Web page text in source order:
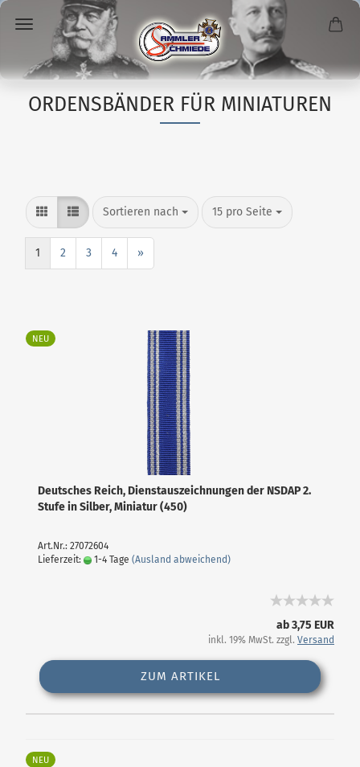
ORDENSBÄNDER FÜR MINIATUREN
Sortieren nach 15 pro Seite
1 2 3 4 »
NEU
Deutsches Reich, Dienstauszeichnungen der NSDAP 2.
Stufe in Silber, Miniatur (450)
Art.Nr.: 27072604
Lieferzeit:
1-4 Tage (Ausland abweichend)
ab 3,75 EUR
inkl. 19% MwSt. zzgl. Versand
ZUM ARTIKEL
NEU